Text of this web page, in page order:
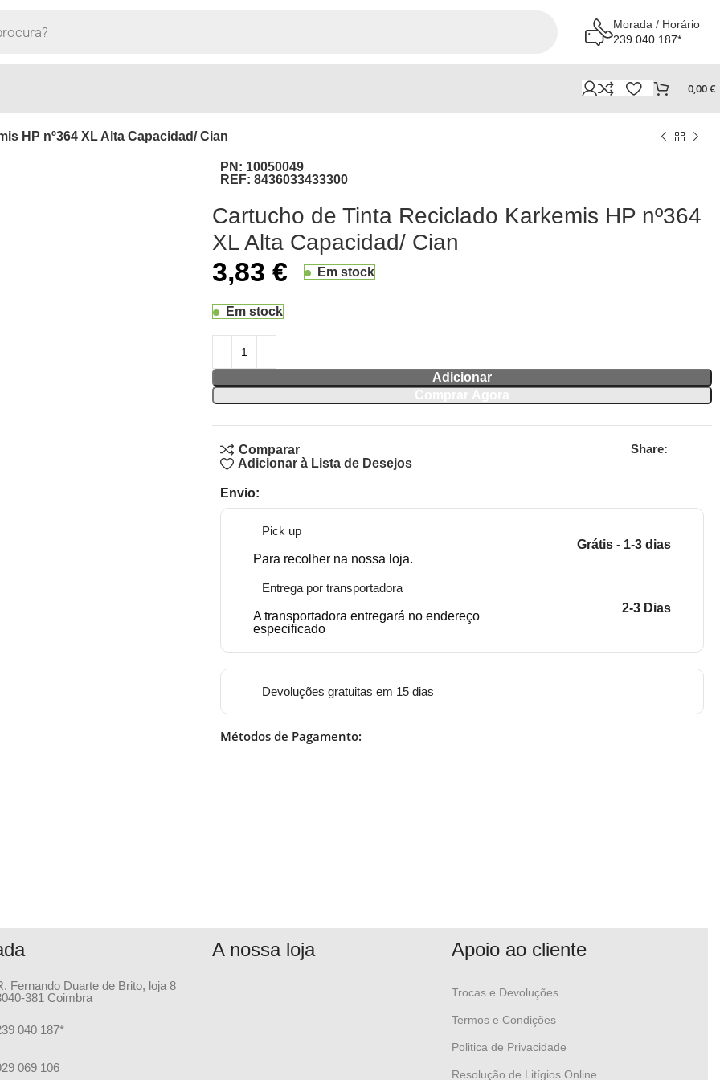
Morada / Horário
239 040 187*
0,00€
HP nº364 XL Alta Capacidad/ Cian
PN: 10050049
REF: 8436033433300
Cartucho de Tinta Reciclado Karkemis HP nº364
XL Alta Capacidad/ Cian
3,83 € Em stock
Em stock
Adicionar
Comparar
Adicionar à Lista de Desejos
Share:
Envio:
Pick up
Para recolher na nossa loja.
Grátis - 1-3 dias
Entrega por transportadora
A transportadora entregará no endereço
especificado
2-3 Dias
Devoluções gratuitas em 15 dias
Métodos de Pagamento:
Fernando Duarte de Brito, loja 8
381 Coimbra
040 187*
069 106
A nossa loja Apoio ao cliente
Trocas e Devoluções
Termos e Condições
Politica de Privacidade
Resolução de Litígios Online